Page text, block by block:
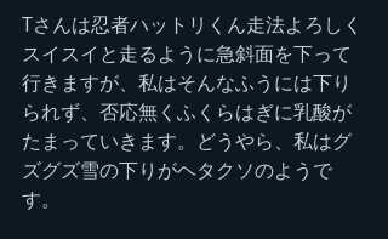
Tさんは忍者ハットリくん走法よろしく
スイスイと走るように急斜面を下って
行きますが、私はそんなふうには下り
られず、否応無くふくらはぎに乳酸が
たまっていきます。どうやら、私はグ
ズグズ雪の下りがヘタクソのようで
す。